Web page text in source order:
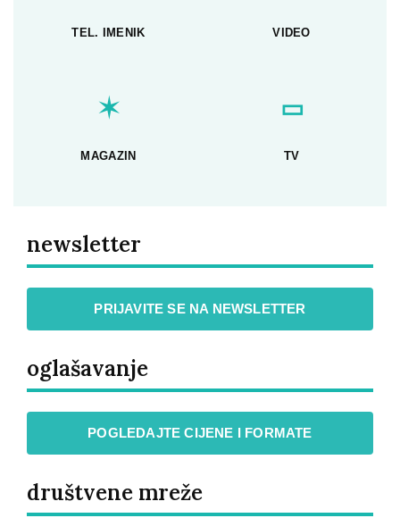
TEL. IMENIK VIDEO
✶
MAGAZIN
▭
TV
newsletter
PRIJAVITE SE NA NEWSLETTER
oglašavanje
POGLEDAJTE CIJENE I FORMATE
društvene mreže